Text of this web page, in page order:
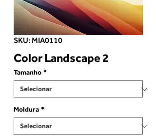
SKU: MIA0110
Color Landscape 2
Tamanho *
Moldura *